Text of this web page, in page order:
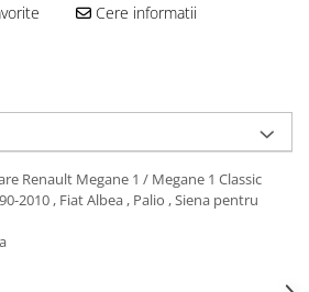
Cere informatii
Renault Megane 1 / Megane 1 Classic
2010 , Fiat Albea , Palio , Siena pentru